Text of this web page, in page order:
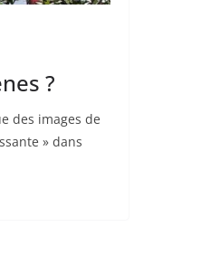
?
des images de
» dans